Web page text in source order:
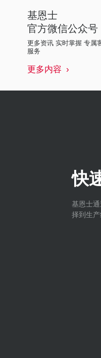
基恩士
官方微信公众号
更多资讯 实时掌握 专属
服务
更多内容
快
基恩士
择到生产